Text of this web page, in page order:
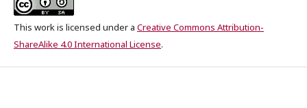
This work is licensed under a Creative Commons Attribution-
ShareAlike 4.0 International License.